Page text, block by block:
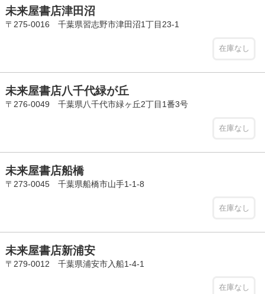
未来屋書店津田沼
〒275-0016 千葉県習志野市津田沼1丁目23-1
在庫なし
未来屋書店八千代緑が丘
〒276-0049 千葉県八千代市緑ヶ丘2丁目1番3号
在庫なし
未来屋書店船橋
〒273-0045 千葉県船橋市山手1-1-8
在庫なし
未来屋書店新浦安
〒279-0012 千葉県浦安市入船1-4-1
在庫なし